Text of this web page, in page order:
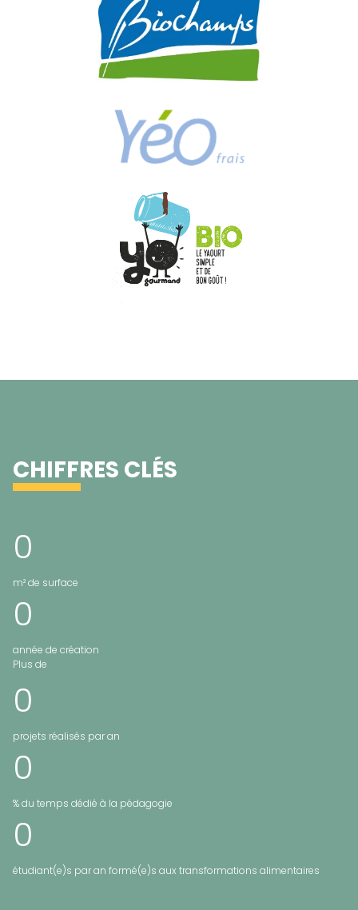
CHIFFRES CLÉS
0
m² de surface
0
année de création
Plus de
0
projets réalisés par an
0
% du temps dédié à la pédagogie
0
étudiant(e)s par an formé(e)s aux transformations alimentaires